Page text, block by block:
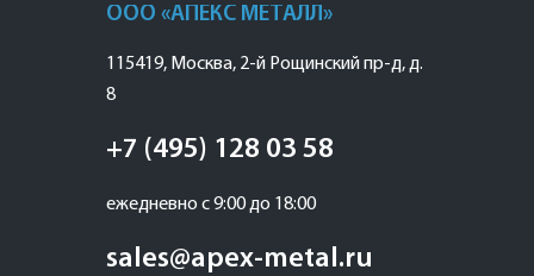
ООО «АПЕКС МЕТАЛЛ»
115419, Москва, 2-й Рощинский пр-д, д.
8
+7 (495) 128 03 58
ежедневно с 9:00 до 18:00
sales@apex-metal.ru